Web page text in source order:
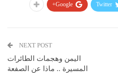
Twitter
Google+
NEXT POST
اليمن وهجمات الطائرات
المسيرة .. ماذا عن الصفعة